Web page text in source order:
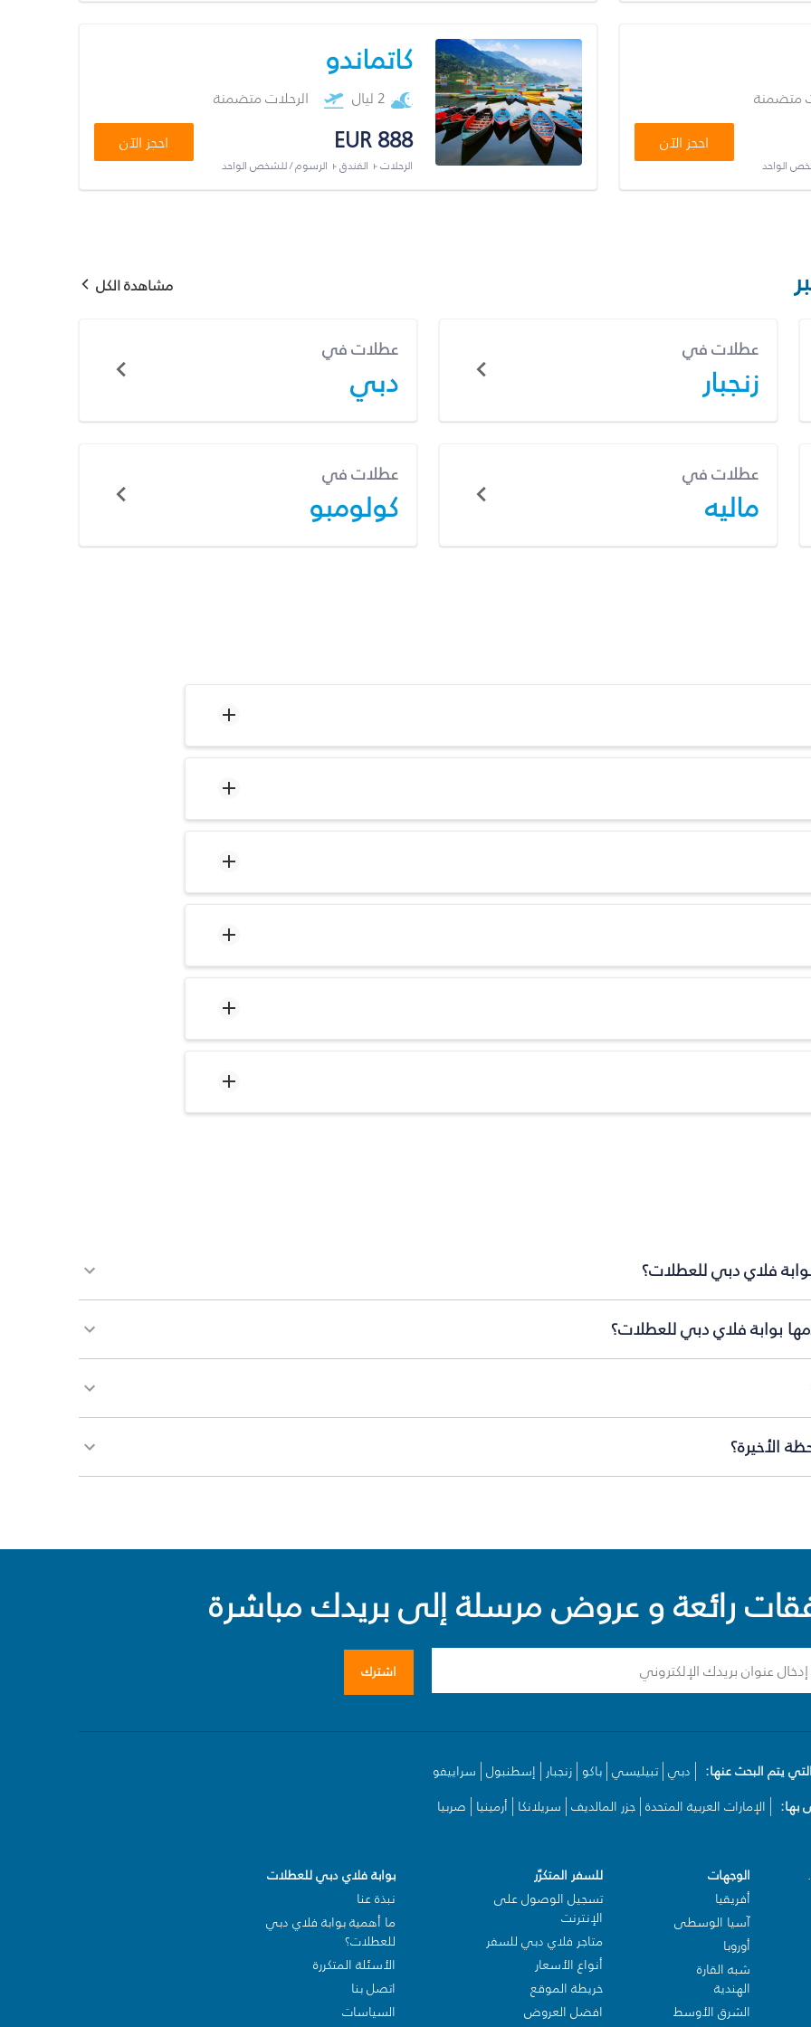
متضمنة
الواحد
احجز الآن
كاتماندو
2 ليال الرحلات متضمنة
EUR 888
الرحلات + الفندق + الرسوم / للشخص الواحد
احجز الآن
مشاهدة الكل
عطلات في
زنجبار
عطلات في
دبي
عطلات في
ماليه
عطلات في
كولومبو
فلاي دبي للعطلات؟
بوابة فلاي دبي للعطلات؟
الأخيرة؟
رائعة و عروض مرسلة إلى بريدك مباشرة
اشترك
يتم البحث عنها: دبي تبيليسي باكو زنجبار إسطنبول سراييفو
بها:
الإمارات العربية المتحدة جزر المالديف سريلانكا أرمينيا صربيا
الوجهات
أفريقيا
آسيا الوسطى
أوروبا
شبه القارة
الهندية
الشرق الأوسط
للسفر المتكرّر
تسجيل الوصول على
الإنترنت
متاجر فلاي دبي للسفر
أنواع الأسعار
خريطة الموقع
افضل العروض
بوابة فلاي دبي للعطلات
نبذة عنا
ما أهمية بوابة فلاي دبي
للعطلات؟
الأسئلة المتكررة
اتصل بنا
السياسات